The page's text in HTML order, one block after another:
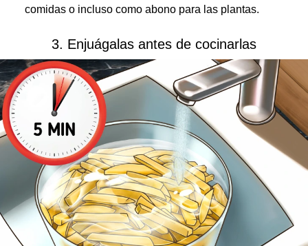
comidas o incluso como abono para las plantas.
3. Enjuágalas antes de cocinarlas